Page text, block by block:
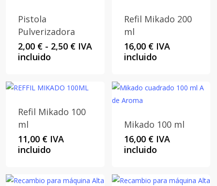
Pistola
Pulverizadora
2,00 € - 2,50 €Rango
2,00 €
2,50 €
IVA
incluido
Refil Mikado 200
ml
16,00 € IVA
incluido
Refil Mikado 100
ml
11,00 € IVA
incluido
Mikado 100 ml
16,00 € IVA
incluido